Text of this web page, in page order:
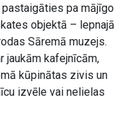
pa mājīgo
objektā – lepnajā
Sāremā muzejs.
jaukām kafejnīcām,
kūpinātas zivis un
izvēle vai nelielas